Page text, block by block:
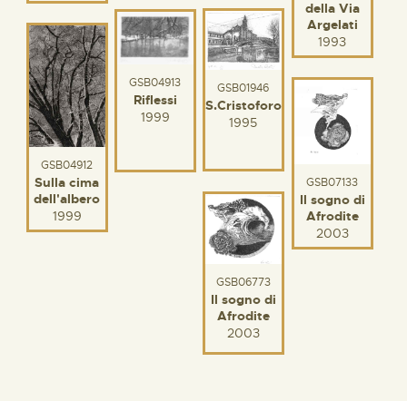
della Via
Argelati
1993
GSB01946
S.Cristoforo
1995
GSB04913
Riflessi
1999
GSB04912
Sulla cima
dell'albero
1999
GSB07133
Il sogno di
Afrodite
2003
GSB06773
Il sogno di
Afrodite
2003